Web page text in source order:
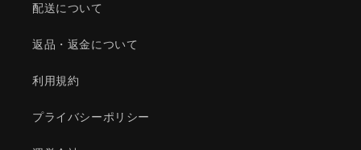
配送について
返品・返金について
利用規約
プライバシーポリシー